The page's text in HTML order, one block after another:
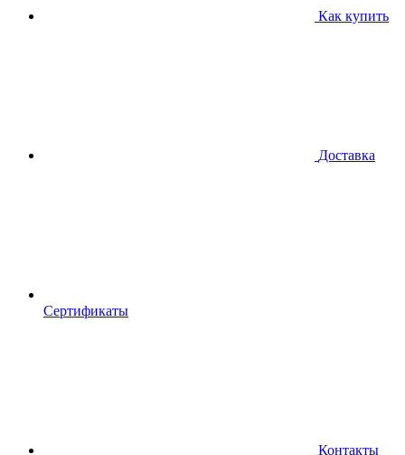
Как купить
Доставка
Сертификаты
Контакты